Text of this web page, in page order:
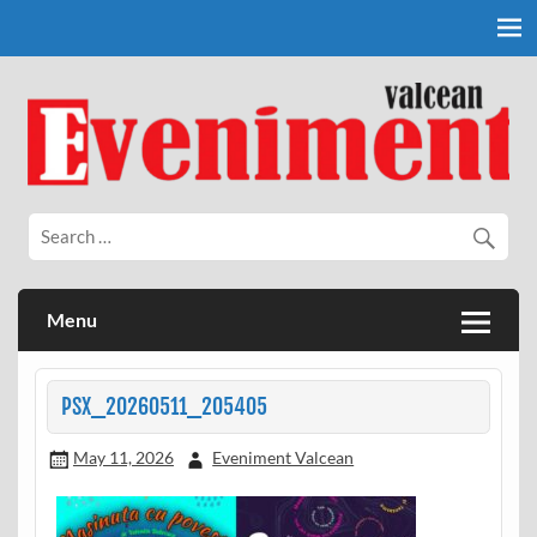
Eveniment Valcean
Menu
PSX_20260511_205405
May 11, 2026 Eveniment Valcean